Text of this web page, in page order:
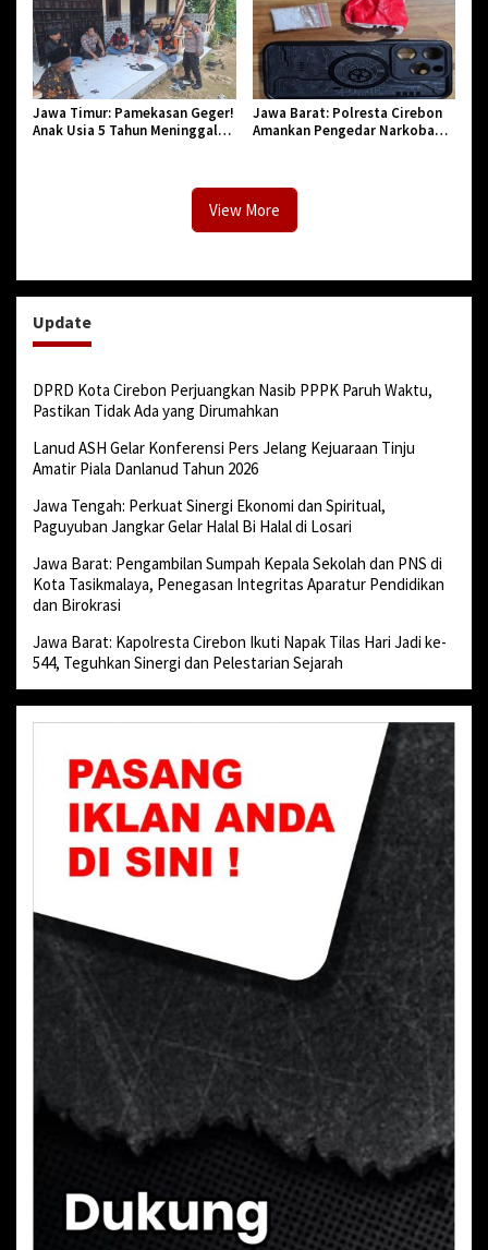
Jawa Timur: Pamekasan Geger!
Anak Usia 5 Tahun Meninggal
Jawa Barat: Polresta Cirebon
Amankan Pengedar Narkoba
View More
Update
DPRD Kota Cirebon Perjuangkan Nasib PPPK Paruh Waktu,
Pastikan Tidak Ada yang Dirumahkan
Lanud ASH Gelar Konferensi Pers Jelang Kejuaraan Tinju
Amatir Piala Danlanud Tahun 2026
Jawa Tengah: Perkuat Sinergi Ekonomi dan Spiritual,
Paguyuban Jangkar Gelar Halal Bi Halal di Losari
Jawa Barat: Pengambilan Sumpah Kepala Sekolah dan PNS di
Kota Tasikmalaya, Penegasan Integritas Aparatur Pendidikan
dan Birokrasi
Jawa Barat: Kapolresta Cirebon Ikuti Napak Tilas Hari Jadi ke-
544, Teguhkan Sinergi dan Pelestarian Sejarah